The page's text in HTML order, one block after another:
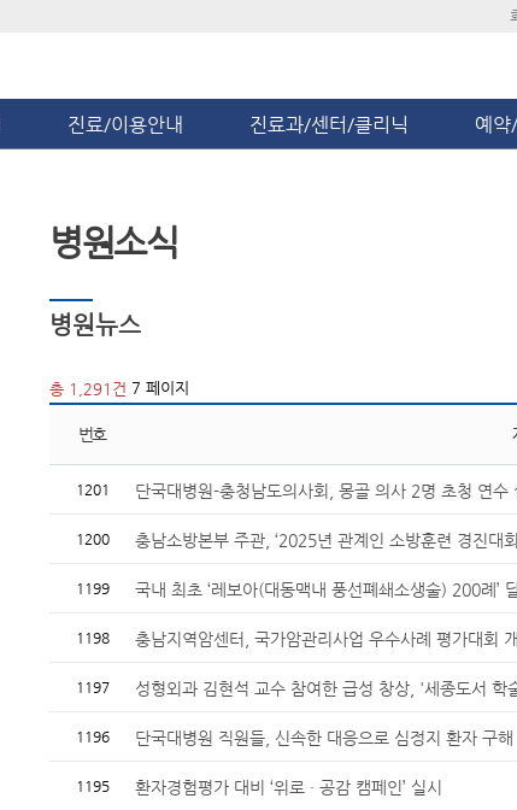
진료/이용안내 진료과/센터/클리닉 예
병원소식
병원뉴스
총 1,291건 7 페이지
번호
1201 단국대병원-충청남도의사회, 몽골 의사 2명 초청 연수
1200 충남소방본부 주관, ‘2025년 관계인 소방훈련 경진대
1199 국내 최초 ‘레보아(대동맥내 풍선폐쇄소생술) 200례’
1198 충남지역암센터, 국가암관리사업 우수사례 평가대회
1197 성형외과 김현석 교수 참여한 급성 창상, '세종도서 학
1196 단국대병원 직원들, 신속한 대응으로 심정지 환자 구해
1195 환자경험평가 대비 ‘위로 · 공감 캠페인’ 실시